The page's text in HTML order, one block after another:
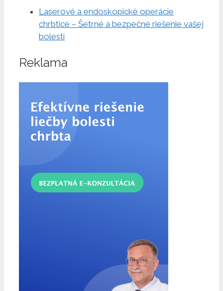
Laserové a endoskopické operácie
chrbtice – Šetrné a bezpečné riešenie vašej
bolesti
Reklama